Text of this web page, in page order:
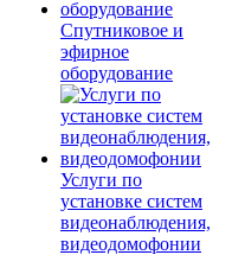
Спутниковое и
эфирное
оборудование
Услуги по
установке систем
видеонаблюдения,
видеодомофонии